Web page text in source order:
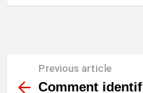
more
Previous article
Comment